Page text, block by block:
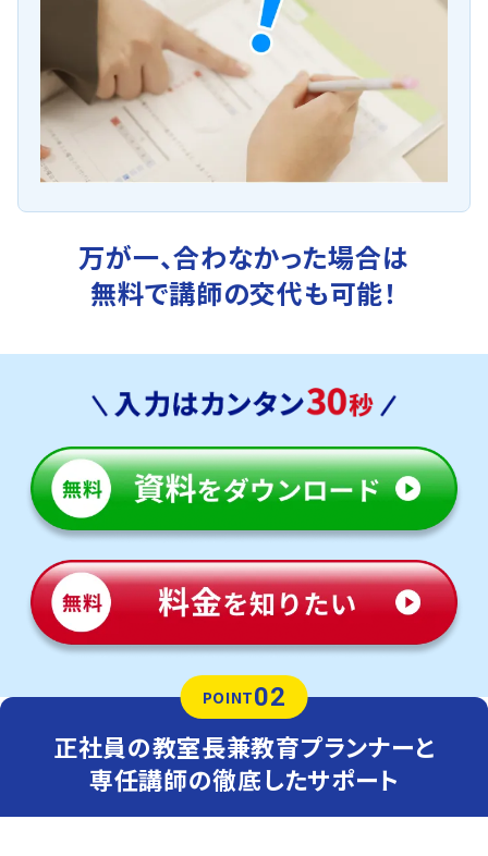
万が一、合わなかった場合は
無料で講師の交代も可能！
POINT02
正社員の教室長兼教育プランナーと
専任講師の徹底したサポート